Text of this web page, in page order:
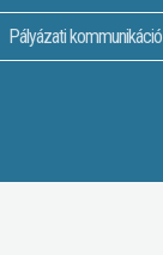
Pályázati kommunikáció